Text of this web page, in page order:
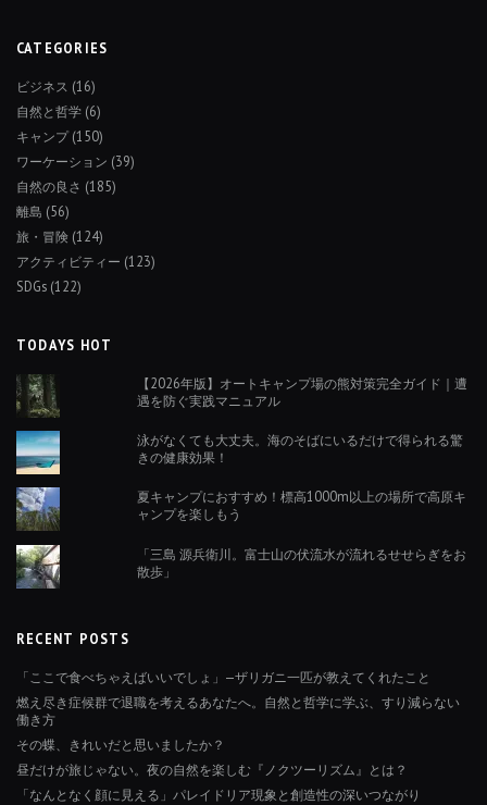
CATEGORIES
ビジネス (16)
自然と哲学 (6)
キャンプ(150)
ワーケーション (39)
自然の良さ (185)
離島 (56)
旅・冒険 (124)
アクティビティー (123)
SDGs (122)
TODAYS HOT
【2026年版】オートキャンプ場の熊対策完全ガイド｜遭
遇を防ぐ実践マニュアル
泳がなくても大丈夫。海のそばにいるだけで得られる驚
きの健康効果！
夏キャンプにおすすめ！標高1000m以上の場所で高原キ
ャンプを楽しもう
「三島 源兵衛川。富士山の伏流水が流れるせせらぎをお
散歩」
RECENT POSTS
「ここで食べちゃえばいいでしょ」—ザリガニ一匹が教えてくれたこと
燃え尽き症候群で退職を考えるあなたへ。自然と哲学に学ぶ、すり減らない
働き方
その蝶、きれいだと思いましたか？
昼だけが旅じゃない。夜の自然を楽しむ『ノクツーリズム』とは？
「なんとなく顔に見える」パレイドリア現象と創造性の深いつながり